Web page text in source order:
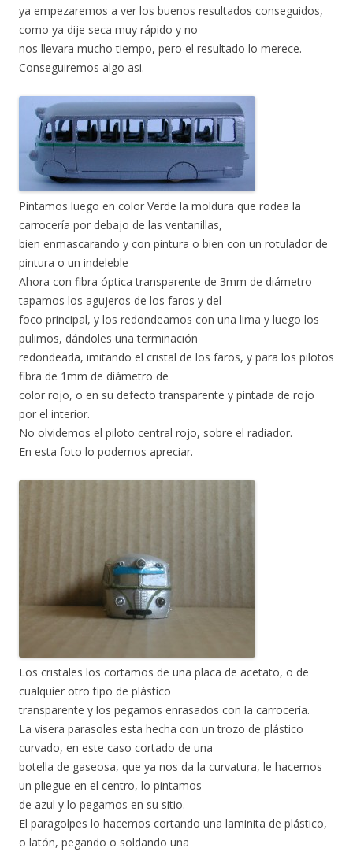
ya empezaremos a ver los buenos resultados conseguidos,
como ya dije seca muy rápido y no
nos llevara mucho tiempo, pero el resultado lo merece.
Conseguiremos algo asi.
Pintamos luego en color Verde la moldura que rodea la
carrocería por debajo de las ventanillas,
bien enmascarando y con pintura o bien con un rotulador de
pintura o un indeleble
Ahora con fibra óptica transparente de 3mm de diámetro
tapamos los agujeros de los faros y del
foco principal, y los redondeamos con una lima y luego los
pulimos, dándoles una terminación
redondeada, imitando el cristal de los faros, y para los pilotos
fibra de 1mm de diámetro de
color rojo, o en su defecto transparente y pintada de rojo
por el interior.
No olvidemos el piloto central rojo, sobre el radiador.
En esta foto lo podemos apreciar.
Los cristales los cortamos de una placa de acetato, o de
cualquier otro tipo de plástico
transparente y los pegamos enrasados con la carrocería.
La visera parasoles esta hecha con un trozo de plástico
curvado, en este caso cortado de una
botella de gaseosa, que ya nos da la curvatura, le hacemos
un pliegue en el centro, lo pintamos
de azul y lo pegamos en su sitio.
El paragolpes lo hacemos cortando una laminita de plástico,
o latón, pegando o soldando una